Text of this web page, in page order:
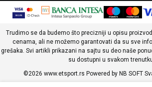
Trudimo se da budemo što precizniji u opisu
cenama, ali ne možemo garantovati da su sve
grešaka. Svi artikli prikazani na sajtu su deo naše
su dostupni u svakom
©2026 www.etsport.rs Powered by NB SOFT